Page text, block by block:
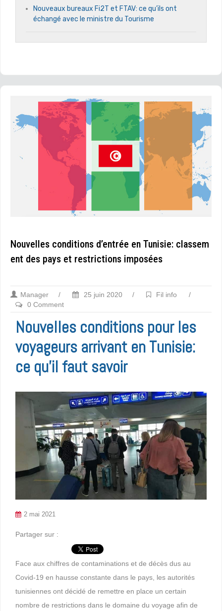
Nouveaux bureaux Fi2T et FTAV: ce qu’ils ont
échangé avec le ministre du Tourisme
Nouvelles conditions d’entrée en Tunisie: classem
ent des pays et restrictions imposées
Manager / 25 juin 2020 / Fil info
/
0 Comment
Nouvelles conditions pour les
voyageurs arrivant en Tunisie:
ce qu’il faut savoir
2 mai 2021
Partager sur :
Face aux chiffres de contaminations et de décès dus au
Covid-19 en hausse constante dans le pays, les autorités
tunisiennes ont décidé de remettre en place un certain
nombre de restrictions dans le domaine du voyage afin de